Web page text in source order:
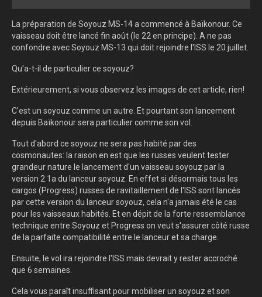
La préparation de Soyouz MS-14 a commencé à Baïkonour. Ce
vaisseau doit être lancé fin août (le 22 en principe). A ne pas
confondre avec Soyouz MS-13 qui doit rejoindre l'ISS le 20 juillet.
Qu'a-t-il de particulier ce soyouz?
Extérieurement, si vous observez les images de cet article, rien!
C'est un soyouz comme un autre. Et pourtant son lancement
depuis Baïkonour sera particulier comme son vol.
Tout d'abord ce soyouz ne sera pas habité par des
cosmonautes: la raison en est que les russes veulent tester
grandeur nature le lancement d'un vaisseau soyouz par la
version 2.1a du lanceur soyouz. En effet si désormais tous les
cargos (Progress) russes de ravitaillement de l'ISS sont lancés
par cette version du lanceur soyouz, cela n'a jamais été le cas
pour les vaisseaux habités. Et en dépit de la forte ressemblance
technique entre Soyouz et Progress on veut s'assurer côté russe
de la parfaite compatibilité entre le lanceur et sa charge.
Ensuite, le vol ira rejoindre l'ISS mais devrait y rester accroché
que 6 semaines.
Cela vous paraît insuffisant pour mobiliser un soyouz et son